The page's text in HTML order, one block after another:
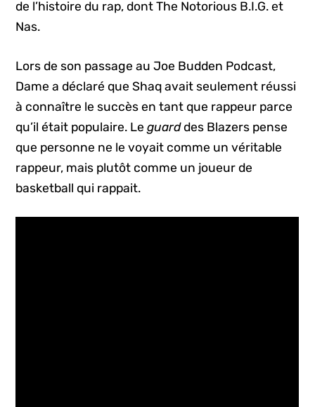
de l’histoire du rap, dont The Notorious B.I.G. et
Nas.
Lors de son passage au Joe Budden Podcast,
Dame a déclaré que Shaq avait seulement réussi
à connaître le succès en tant que rappeur parce
qu’il était populaire. Leguarddes Blazers pense
que personne ne le voyait comme un véritable
rappeur, mais plutôt comme un joueur de
basketball qui rappait.